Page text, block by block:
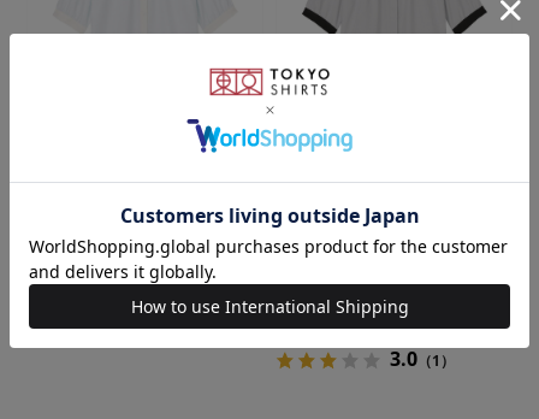
【吸水速乾】【COFREX】 配
色 ギャザー衿 ブラウス 五分袖
レディースデザインシャツ
￥5,489 ￥3,511(36%OFF)
BRICK HOUSE
【吸水速乾】【COFREX】 配
色 ギャザー衿 ブラウス 五分袖
レディースデザインシャツ
￥5,489￥3,511(36%OFF)
3.0 （1）